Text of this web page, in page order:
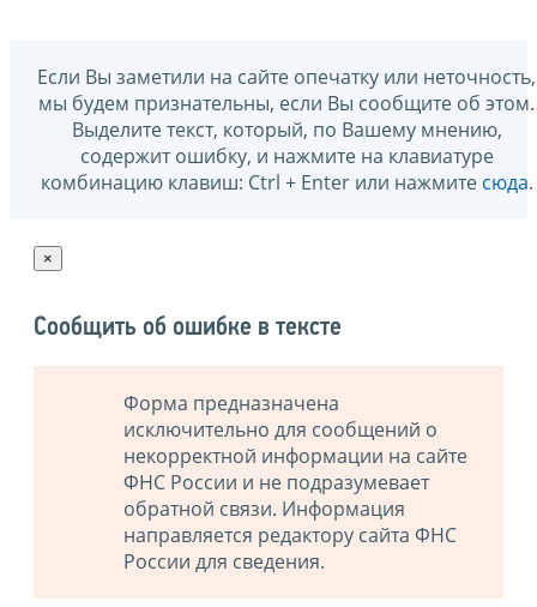
Если Вы заметили на сайте опечатку или неточность,
мы будем признательны, если Вы сообщите об этом.
Выделите текст, который, по Вашему мнению,
содержит ошибку, и нажмите на клавиатуре
комбинацию клавиш: Ctrl + Enter или нажмите сюда.
×
Сообщить об ошибке в тексте
Форма предназначена
исключительно для сообщений о
некорректной информации на сайте
ФНС России и не подразумевает
обратной связи. Информация
направляется редактору сайта ФНС
России для сведения.